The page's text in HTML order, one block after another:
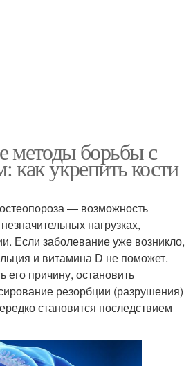
методы борьбы с
как укрепить кости
— возможность
нагрузках,
Если заболевание уже возникло,
и витамина D не поможет.
причину, остановить
резорбции (разрушения)
становится последствием